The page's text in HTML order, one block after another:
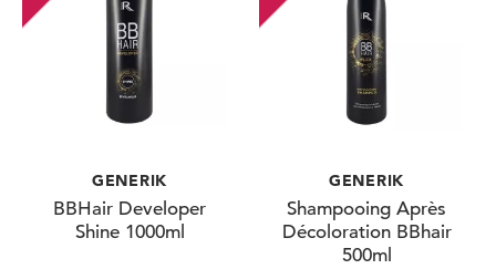
GENERIK
BBHair Developer
Shine 1000ml
GENERIK
Shampooing Après
Décoloration BBhair
500ml